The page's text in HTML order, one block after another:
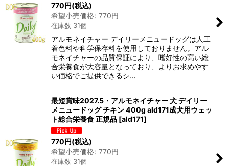
770円(税込)
希望小売価格: 770円
在庫数 31個
アルモネイチャー デイリーメニュードッグは人工
着色料や科学保存料を使用しておりません。アル
モネイチャーの品質保証により、嗜好性の高い総
合栄養食が大容量となっており、よりお求めやす
い価格でご提供できるシ…
最短賞味2027.5・アルモネイチャー 犬 デイリー
メニュードッグ チキン 400g ald171成犬用ウェッ
ト総合栄養食 正規品 [ald171]
770円(税込)
希望小売価格: 770円
在庫数 31個